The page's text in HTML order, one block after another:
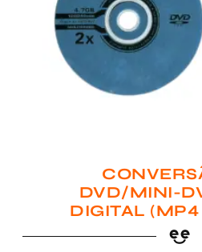
DVD/MINI-
DIGITAL